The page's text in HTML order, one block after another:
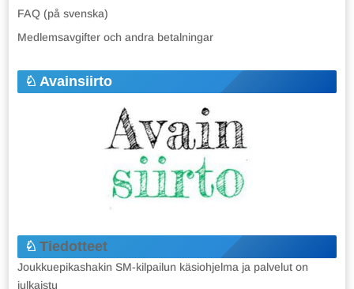
FAQ (på svenska)
Medlemsavgifter och andra betalningar
Avainsiirto
Tiedotteet
Joukkuepikashakin SM-kilpailun käsiohjelma ja palvelut on
julkaistu